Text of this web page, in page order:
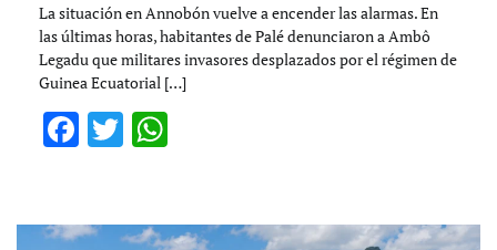
La situación en Annobón vuelve a encender las alarmas. En
las últimas horas, habitantes de Palé denunciaron a Ambô
Legadu que militares invasores desplazados por el régimen de
Guinea Ecuatorial […]
Facebook
Twitter